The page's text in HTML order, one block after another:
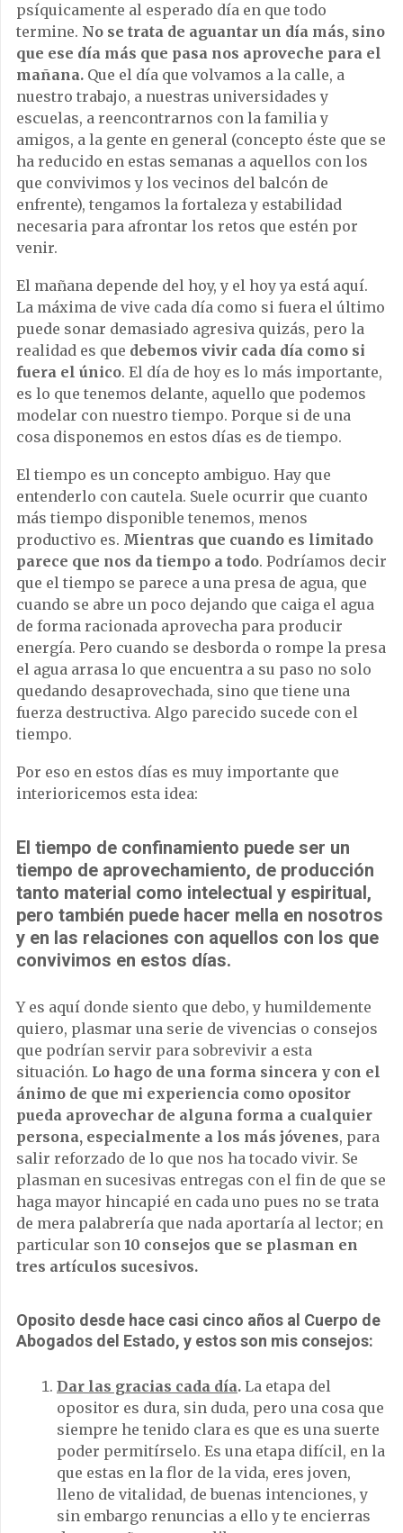
psíquicamente al esperado día en que todo
termine. No se trata de aguantar un día más, sino
que ese día más que pasa nos aproveche para el
mañana. Que el día que volvamos a la calle, a
nuestro trabajo, a nuestras universidades y
escuelas, a reencontrarnos con la familia y
amigos, a la gente en general (concepto éste que se
ha reducido en estas semanas a aquellos con los
que convivimos y los vecinos del balcón de
enfrente), tengamos la fortaleza y estabilidad
necesaria para afrontar los retos que estén por
venir.
El mañana depende del hoy, y el hoy ya está aquí.
La máxima de vive cada día como si fuera el último
puede sonar demasiado agresiva quizás, pero la
realidad es que debemos vivir cada día como si
fuera el único. El día de hoy es lo más importante,
es lo que tenemos delante, aquello que podemos
modelar con nuestro tiempo. Porque si de una
cosa disponemos en estos días es de tiempo.
El tiempo es un concepto ambiguo. Hay que
entenderlo con cautela. Suele ocurrir que cuanto
más tiempo disponible tenemos, menos
productivo es. Mientras que cuando es limitado
parece que nos da tiempo a todo. Podríamos decir
que el tiempo se parece a una presa de agua, que
cuando se abre un poco dejando que caiga el agua
de forma racionada aprovecha para producir
energía. Pero cuando se desborda o rompe la presa
el agua arrasa lo que encuentra a su paso no solo
quedando desaprovechada, sino que tiene una
fuerza destructiva. Algo parecido sucede con el
tiempo.
Por eso en estos días es muy importante que
interioricemos esta idea:
El tiempo de confinamiento puede ser un
tiempo de aprovechamiento, de producción
tanto material como intelectual y espiritual,
pero también puede hacer mella en nosotros
y en las relaciones con aquellos con los que
convivimos en estos días.
Y es aquí donde siento que debo, y humildemente
quiero, plasmar una serie de vivencias o consejos
que podrían servir para sobrevivir a esta
situación. Lo hago de una forma sincera y con el
ánimo de que mi experiencia como opositor
pueda aprovechar de alguna forma a cualquier
persona, especialmente a los más jóvenes, para
salir reforzado de lo que nos ha tocado vivir. Se
plasman en sucesivas entregas con el fin de que se
haga mayor hincapié en cada uno pues no se trata
de mera palabrería que nada aportaría al lector; en
particular son 10 consejos que se plasman en
tres artículos sucesivos.
Oposito desde hace casi cinco años al Cuerpo de
Abogados del Estado, y estos son mis consejos:
Dar las gracias cada día. La etapa del
opositor es dura, sin duda, pero una cosa que
siempre he tenido clara es que es una suerte
poder permitírselo. Es una etapa difícil, en la
que estas en la flor de la vida, eres joven,
lleno de vitalidad, de buenas intenciones, y
sin embargo renuncias a ello y te encierras